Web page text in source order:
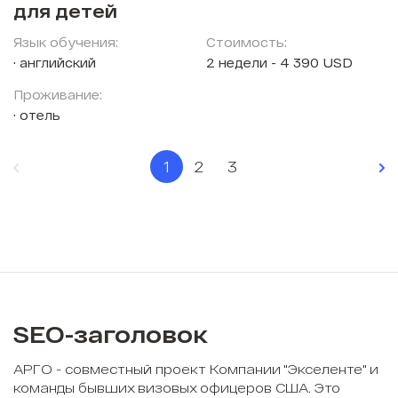
для детей
Язык обучения:
английский
Проживание:
отель
Стоимость:
2 недели - 4 390 USD
1 2 3
SEO-заголовок
АРГО - совместный проект Компании "Экселенте" и
команды бывших визовых офицеров США. Это